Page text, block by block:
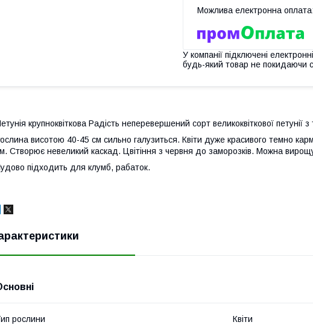
У компанії підключені
будь-який товар не покидаючи
крупноквіткова Радість неперевершений сорт великоквіткової петунії
висотою 40-45 см сильно галузиться. Квіти дуже красивого темно
Створює невеликий каскад. Цвітіння з червня до заморозків. Можна
підходить для клумб, рабаток.
рослини Квіти